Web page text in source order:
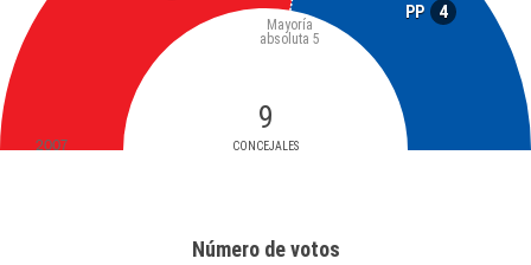
PP 4
9
CONCEJALES
Mayoría
absoluta 5
2007
Número de votos